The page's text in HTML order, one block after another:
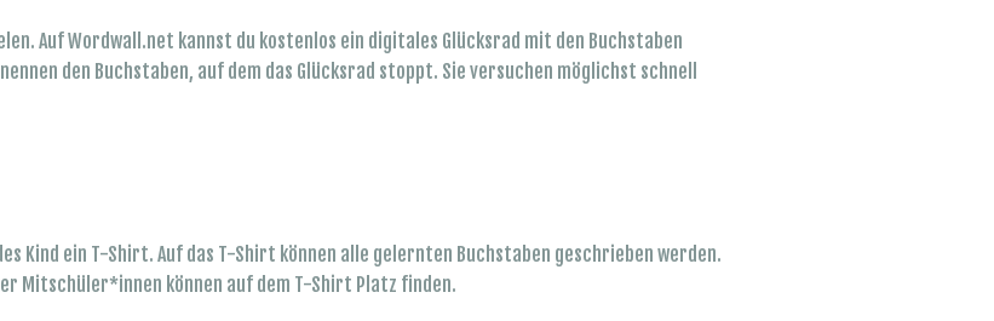
Auf Wordwall.net kannst du kostenlos ein digitales Glücksrad mit den Buchstaben
den Buchstaben, auf dem das Glücksrad stoppt. Sie versuchen möglichst schnell
Kind ein T-Shirt. Auf das T-Shirt können alle gelernten Buchstaben geschrieben werden.
Mitschüler*innen können auf dem T-Shirt Platz finden.